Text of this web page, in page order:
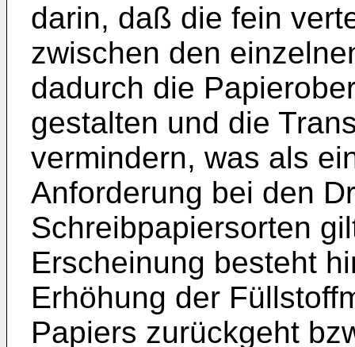
darin, daß die fein
zwischen den
dadurch die
gestalten und die
vermindern, was als
Anforderung bei den
Schreibpapiersorten
Erscheinung besteht
Erhöhung der
Papiers zurückgeht